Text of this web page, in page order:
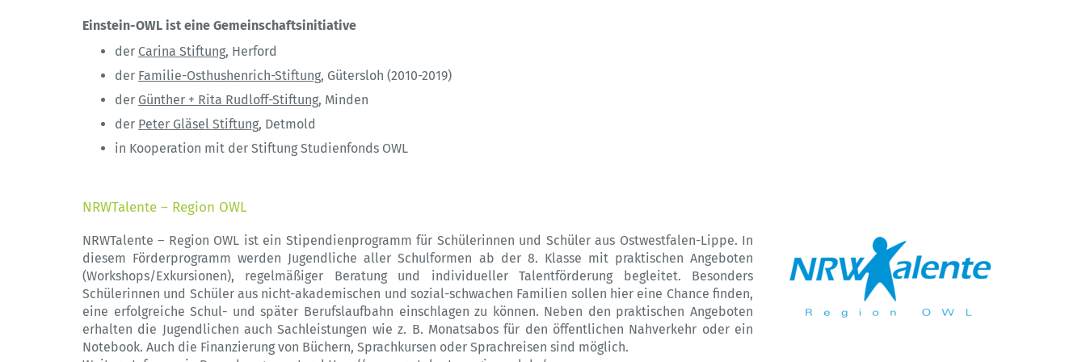
Einstein-OWL ist eine Gemeinschaftsinitiative
der Carina Stiftung, Herford
der Familie-Osthushenrich-Stiftung, Gütersloh (2010-2019)
der Günther + Rita Rudloff-Stiftung, Minden
der Peter Gläsel Stiftung, Detmold
in Kooperation mit der Stiftung Studienfonds OWL
NRWTalente – Region OWL
NRWTalente – Region OWL ist ein Stipendienprogramm für Schülerinnen und Schüler aus Ostwestfalen-Lippe. In
diesem Förderprogramm werden Jugendliche aller Schulformen ab der 8. Klasse mit praktischen Angeboten
(Workshops/Exkursionen), regelmäßiger Beratung und individueller Talentförderung begleitet. Besonders
Schülerinnen und Schüler aus nicht-akademischen und sozial-schwachen Familien sollen hier eine Chance finden,
eine erfolgreiche Schul- und später Berufslaufbahn einschlagen zu können. Neben den praktischen Angeboten
erhalten die Jugendlichen auch Sachleistungen wie z. B. Monatsabos für den öffentlichen Nahverkehr oder ein
Notebook. Auch die Finanzierung von Büchern, Sprachkursen oder Sprachreisen sind möglich.